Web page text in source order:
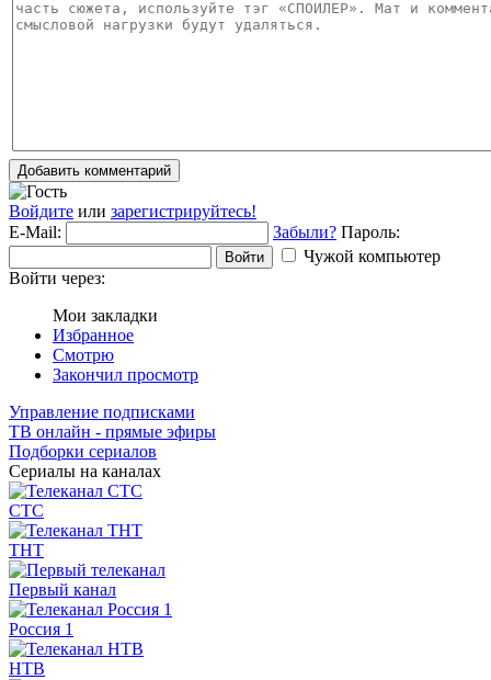
Добавить комментарий
Войдите или зарегистрируйтесь!
E-Mail:
Забыли? Пароль:
Войти
Чужой компьютер
Войти через:
Мои закладки
Избранное
Смотрю
Закончил просмотр
Управление подписками
ТВ онлайн - прямые эфиры
Подборки сериалов
Сериалы на каналах
СТС
ТНТ
Первый канал
Россия 1
НТВ